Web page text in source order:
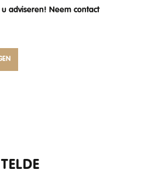
u adviseren! Neem contact